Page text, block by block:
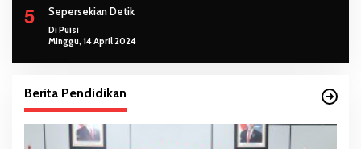
5 Sepersekian Detik
Di Puisi
Minggu, 14 April 2024
Berita Pendidikan